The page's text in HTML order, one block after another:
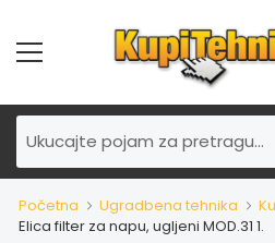
Početna Ugradbena tehnika
Elica filter za napu, ugljeni MOD.31 1.